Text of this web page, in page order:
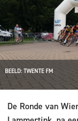
BEELD: TWENTE FM
De Ronde van